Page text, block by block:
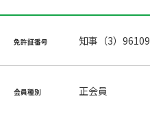
免許証番号 知事（3）96109
会員種別 正会員